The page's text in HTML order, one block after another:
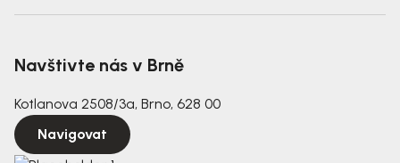
Navštivte nás v Brně
Kotlanova 2508/3a, Brno, 628 00
Navigovat